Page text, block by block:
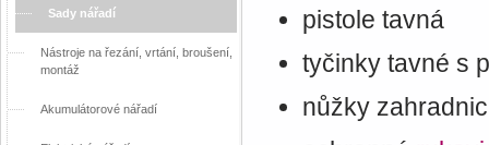
pistole tavná
tyčinky tavné s
nůžky
Sady nářadí
Nástroje na řezání, vrtání, broušení,
montáž
Akumulátorové nářadí